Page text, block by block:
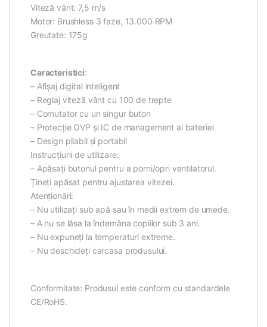
Viteză vânt: 7,5 m/s
Motor: Brushless 3 faze, 13.000 RPM
Greutate: 175g
Caracteristici:
– Afișaj digital inteligent
– Reglaj viteză vânt cu 100 de trepte
– Comutator cu un singur buton
– Protecție OVP și IC de management al bateriei
– Design pliabil și portabil
Instrucțiuni de utilizare:
– Apăsați butonul pentru a porni/opri ventilatorul.
Țineți apăsat pentru ajustarea vitezei.
Atenționări:
– Nu utilizați sub apă sau în medii extrem de umede.
– A nu se lăsa la îndemâna copiilor sub 3 ani.
– Nu expuneți la temperaturi extreme.
– Nu deschideți carcasa produsului.
Conformitate: Produsul este conform cu standardele
CE/RoHS.